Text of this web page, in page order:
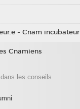
- Cnam incubateur
Cnamiens
les conseils